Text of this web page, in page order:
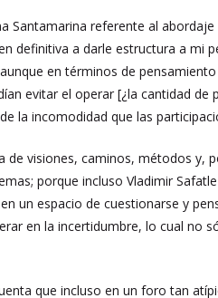
Santamarina referente al
definitiva a darle estructura a mi
en términos de
evitar el operar [¿la cantidad
la incomodidad que las
visiones, caminos, métodos y,
porque incluso Vladimir
un espacio de cuestionarse y
en la incertidumbre, lo cual
que incluso en un foro tan